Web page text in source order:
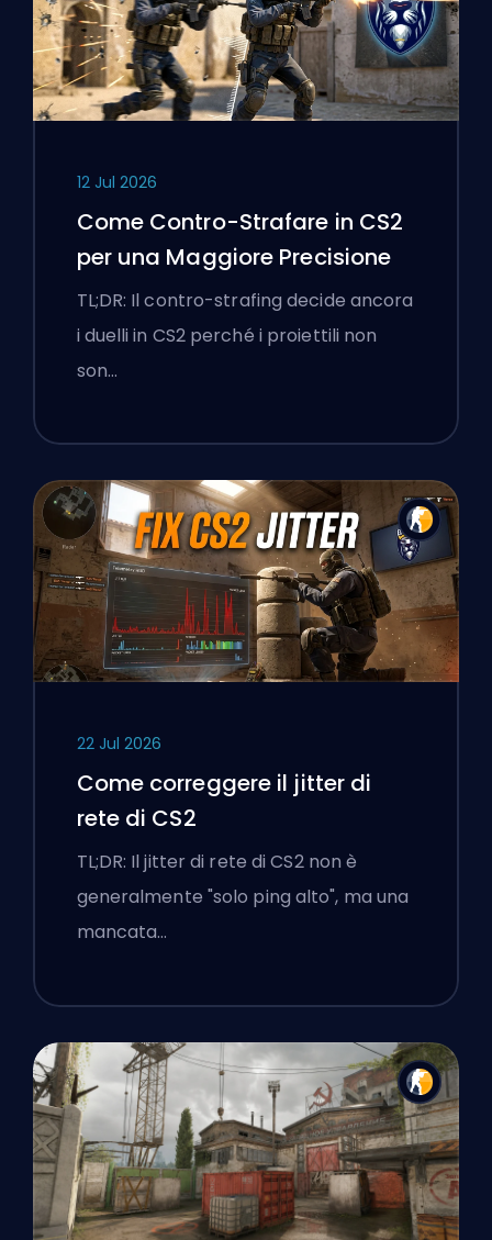
12 Jul 2026
Come Contro-Strafare in CS2
per una Maggiore Precisione
TL;DR: Il contro-strafing decide ancora
i duelli in CS2 perché i proiettili non
son…
22 Jul 2026
Come correggere il jitter di
rete di CS2
TL;DR: Il jitter di rete di CS2 non è
generalmente "solo ping alto", ma una
mancata…